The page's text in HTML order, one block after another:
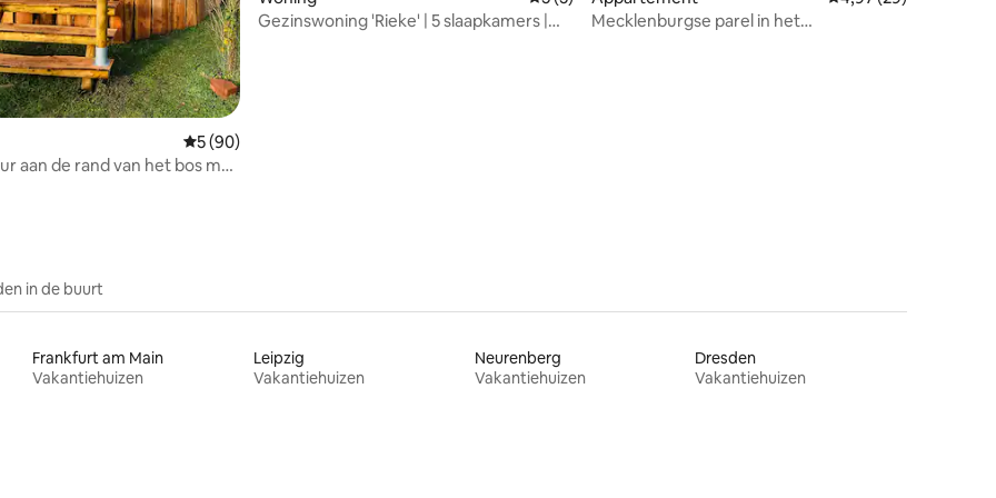
Gemiddelde beoordeling van 5 uit 5, 90 recensies
5 (90)
aan de rand van het bos met
Gezinswoning 'Rieke' | 5 slaapkamers |
Mecklenburgse parel in het
in de buurt
Frankfurt am Main
Vakantiehuizen
Leipzig
Vakantiehuizen
Neurenberg
Vakantiehuizen
Dresden
Vakantiehuizen